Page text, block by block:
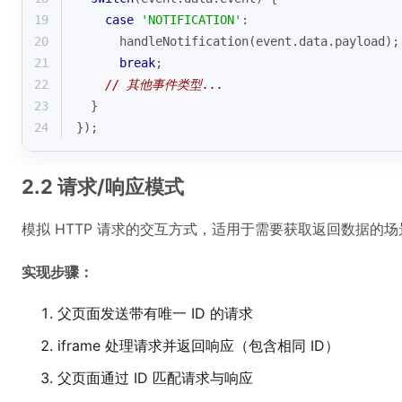
19
case 'NOTIFICATION' :
20
      handleNotification(event.data.payload);
21
break;
22
// 其他事件类型...
23
  }
24
});
2.2 请求/响应模式
模拟 HTTP 请求的交互方式，适用于需要获取返回数据的场
实现步骤：
父页面发送带有唯一 ID 的请求
iframe 处理请求并返回响应（包含相同 ID）
父页面通过 ID 匹配请求与响应